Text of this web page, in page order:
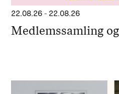
22.08.26 - 22.08.26
Medlemssamling